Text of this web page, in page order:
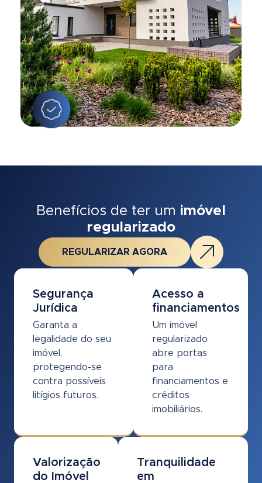
Benefícios de ter um imóvel
regularizado
REGULARIZAR AGORA
Segurança
Jurídica
Garanta a
legalidade do seu
imóvel,
protegendo-se
contra possíveis
litígios futuros.
Acesso a
financiamentos
Um imóvel
regularizado
abre portas
para
financiamentos e
créditos
imobiliários.
Valorização
do Imóvel
Tranquilidade
em